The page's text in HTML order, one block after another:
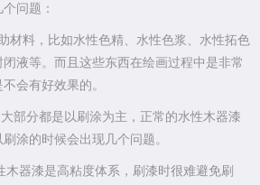
问题：
材料，比如水性色精、水性色浆、水性拓色
液等。而且这些东西在绘画过程中是非常
会有好效果的。
部分都是以刷涂为主，正常的水性木器漆
涂的时候会出现几个问题。
木器漆是高粘度体系，刷漆时很难避免刷